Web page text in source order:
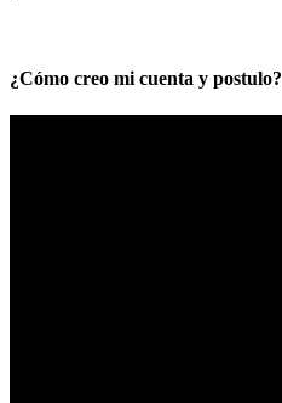
¿Cómo creo mi cuenta y postulo?